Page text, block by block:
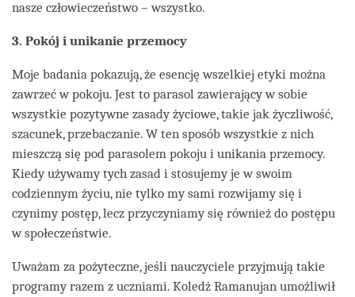
nasze człowieczeństwo – wszystko.
3. Pokój i unikanie przemocy
Moje badania pokazują, że esencję wszelkiej etyki można
zawrzeć w pokoju. Jest to parasol zawierający w sobie
wszystkie pozytywne zasady życiowe, takie jak życzliwość,
szacunek, przebaczanie. W ten sposób wszystkie z nich
mieszczą się pod parasolem pokoju i unikania przemocy.
Kiedy używamy tych zasad i stosujemy je w swoim
codziennym życiu, nie tylko my sami rozwijamy się i
czynimy postęp, lecz przyczyniamy się również do postępu
w społeczeństwie.
Uważam za pożyteczne, jeśli nauczyciele przyjmują takie
programy razem z uczniami. Koledż Ramanujan umożliwił